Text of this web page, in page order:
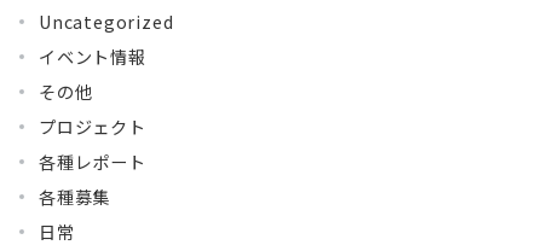
Uncategorized
イベント情報
その他
プロジェクト
各種レポート
各種募集
日常